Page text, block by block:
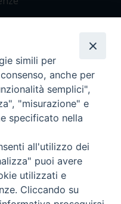
82 21
simili per
anche per
semplici",
"misurazione" e
specificato nella
all'utilizzo dei
puoi avere
utilizzati e
Cliccando su